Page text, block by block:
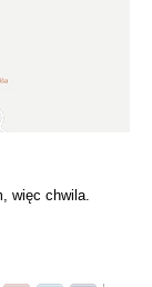
więc chwila.